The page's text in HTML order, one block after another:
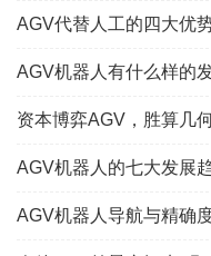
AGV代替人工的四大优
AGV机器人有什么样的
资本博弈AGV，胜算几
AGV机器人的七大发展
AGV机器人导航与精确度